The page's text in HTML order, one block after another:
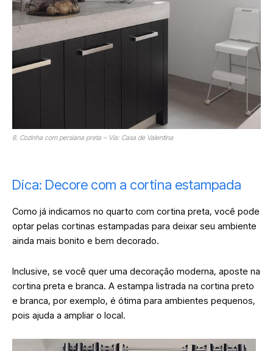
8. Cozinha com persiana preta – Via: Casa de Valentina
Dica: Decore com a cortina estampada
Como já indicamos no quarto com cortina preta, você pode
optar pelas cortinas estampadas para deixar seu ambiente
ainda mais bonito e bem decorado.
Inclusive, se você quer uma decoração moderna, aposte na
cortina preta e branca. A estampa listrada na cortina preto
e branca, por exemplo, é ótima para ambientes pequenos,
pois ajuda a ampliar o local.